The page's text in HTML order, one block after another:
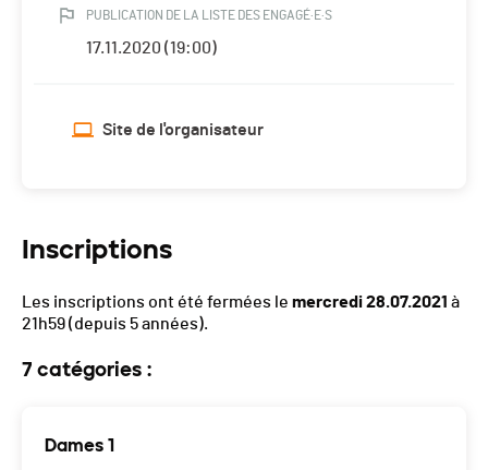
PUBLICATION DE LA LISTE DES ENGAGÉ·E·S
17.11.2020 (19:00)
Site de l'organisateur
Inscriptions
Les inscriptions ont été fermées le mercredi 28.07.2021 à
21h59(depuis 5 années).
7 catégories :
Dames 1